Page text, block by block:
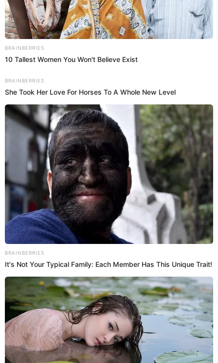
27 Mar 2024 | 15:22 h
Olinda Castañeda da contundente mensaje a
Christian Cueva, ¿no le cree?: "Ojalá Dios tenga
misericordia"